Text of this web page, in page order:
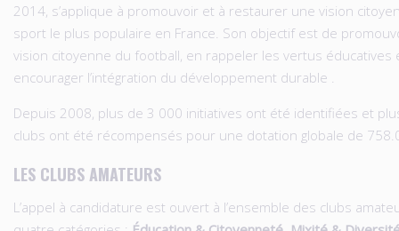
2014, s’applique à promouvoir et à restaurer une vision
sport le plus populaire en France. Son objectif est de
vision citoyenne du football, en rappeler les vertus éducatives
encourager l’intégration du développement durable .
Depuis 2008, plus de 3 000 initiatives ont été identifiées et
clubs ont été récompensés pour une dotation globale de
LES CLUBS AMATEURS
L’appel à candidature est ouvert à l’ensemble des clubs